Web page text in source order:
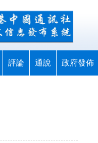
評論 通說 政府發佈